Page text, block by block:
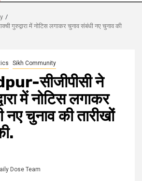
गुरुद्वारा में नोटिस लगाकर चुनाव संबंधी नए चुनाव की
Sikh Community
सीजीपीसी ने
में नोटिस लगाकर
चुनाव की तारीखों
Dose Team